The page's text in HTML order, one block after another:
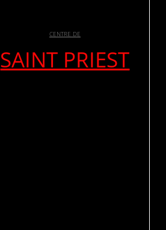
CENTRE DE
SAINT PRIEST